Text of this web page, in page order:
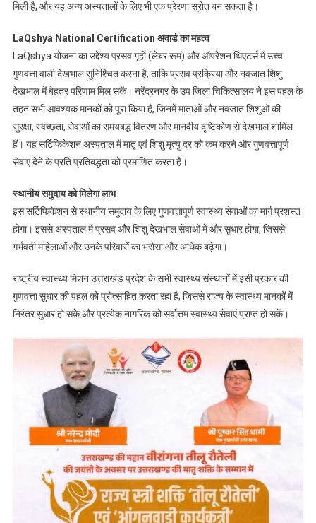
मिली है, और यह अन्य अस्पतालों के लिए भी एक प्रेरणा स्रोत बन सकता है।
LaQshya National Certification अवार्ड का महत्व
LaQshya योजना का उद्देश्य प्रसव गृहों (लेबर रूम) और ऑपरेशन थिएटर्स में उच्च
गुणवत्ता वाली देखभाल सुनिश्चित करना है, ताकि प्रसव प्रक्रिया और नवजात शिशु
देखभाल में बेहतर परिणाम मिल सकें। नरेंद्रनगर के उप जिला चिकित्सालय ने इस पहल के
तहत सभी आवश्यक मानकों को पूरा किया है, जिनमें माताओं और नवजात शिशुओं की
सुरक्षा, स्वच्छता, सेवाओं का समयबद्ध वितरण और मानवीय दृष्टिकोण से देखभाल शामिल
हैं। यह सर्टिफिकेशन अस्पताल में मातृ एवं शिशु मृत्यु दर को कम करने और गुणवत्तापूर्ण
सेवाएं देने के प्रति प्रतिबद्धता को प्रमाणित करता है।
स्थानीय समुदाय को मिलेगा लाभ
इस सर्टिफिकेशन से स्थानीय समुदाय के लिए गुणवत्तापूर्ण स्वास्थ्य सेवाओं का मार्ग प्रशस्त
होगा। इससे अस्पताल में प्रसव और शिशु देखभाल सेवाओं में और सुधार होगा, जिससे
गर्भवती महिलाओं और उनके परिवारों का भरोसा और अधिक बढ़ेगा।
राष्ट्रीय स्वास्थ्य मिशन उत्तराखंड प्रदेश के सभी स्वास्थ्य संस्थानों में इसी प्रकार की
गुणवत्ता सुधार की पहल को प्रोत्साहित करता रहा है, जिससे राज्य के स्वास्थ्य मानकों में
निरंतर सुधार हो सके और प्रत्येक नागरिक को सर्वोत्तम स्वास्थ्य सेवाएं प्राप्त हो सकें।